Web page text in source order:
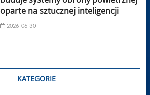
oparte na sztucznej inteligencji
2026-06-30
KATEGORIE